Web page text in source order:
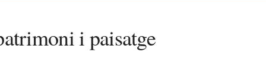
i paisatge